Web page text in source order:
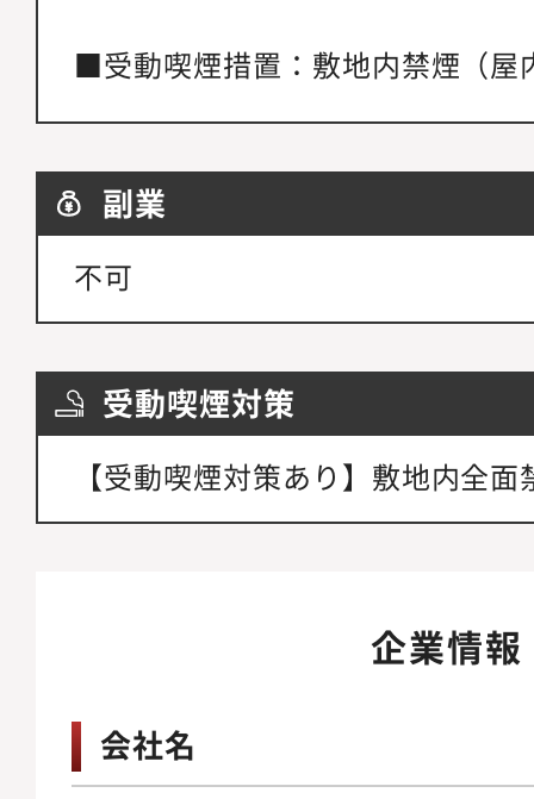
■受動喫煙措置：敷地内禁煙（屋
副業
不可
受動喫煙対策
【受動喫煙対策あり】敷地内全面
企業情報
会社名